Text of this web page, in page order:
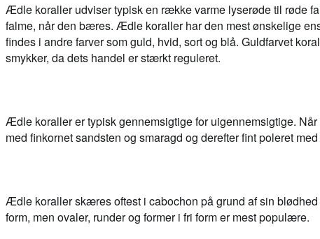
Ædle koraller udviser typisk en række varme lyserøde til røde
falme, når den bæres. Ædle koraller har den mest ønskelige
findes i andre farver som guld, hvid, sort og blå. Guldfarvet
smykker, da dets handel er stærkt reguleret.
Ædle koraller er typisk gennemsigtige for uigennemsigtige.
med finkornet sandsten og smaragd og derefter fint poleret
Ædle koraller skæres oftest i cabochon på grund af sin
form, men ovaler, runder og former i fri form er mest populære.